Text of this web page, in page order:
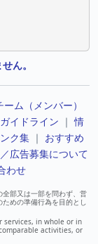
ん。
ム（メンバー）
イドライン ｜情
ク集 ｜ おすすめ
広告募集について
わせ
部又は一部を問わず、営
めの準備行為を目的とし
services, in whole or in
activities, or